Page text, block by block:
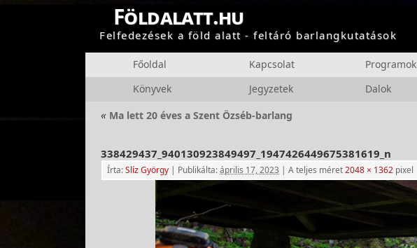
Földalatt.hu
Felfedezések a föld alatt - feltáró barlangkutatások
Főoldal Kapcsolat Programok
Könyvek
Jegyzetek Dalok
« Ma lett 20 éves a Szent Özséb-barlang
338429437_940130923849497_1947426449675381619_n
Írta:Slíz György | Publikálta:április 17, 2023 | A teljes méret2048 × 1362 pixel